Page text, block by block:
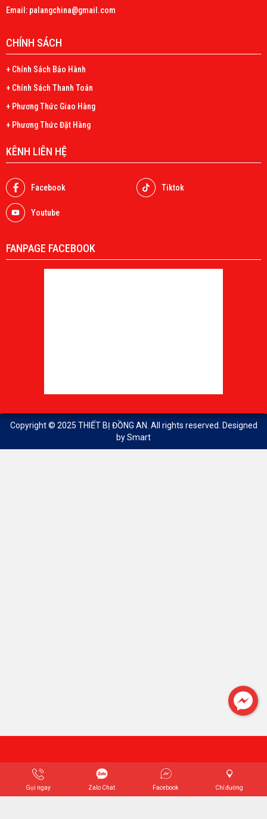
Email: palangchina@gmail.com
CHÍNH SÁCH
+ Chính Sách Bảo Hành
+ Chính Sách Thanh Toán
+ Phương Thức Giao Hàng
+ Phương Thức Đặt Hàng
KÊNH LIÊN HỆ
Facebook Tiktok
Youtube
FANPAGE FACEBOOK
Copyright © 2025 THIẾT BỊ ĐỒNG AN . All rights reserved. Designed
bySmart
Gọi ngay Zalo Chat Facebook Chỉ đường